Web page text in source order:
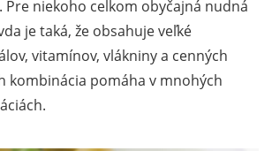
Pre niekoho celkom obyčajná nudná
je taká, že obsahuje veľké
vitamínov, vlákniny a cenných
kombinácia pomáha v mnohých